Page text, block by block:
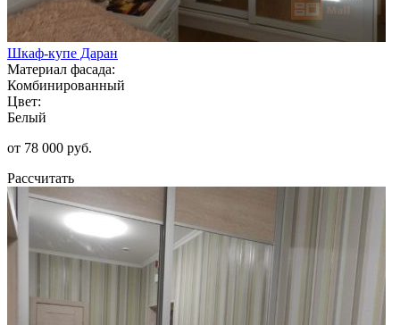
Шкаф-купе Даран
Материал фасада:
Комбинированный
Цвет:
Белый
от 78 000 руб.
Рассчитать